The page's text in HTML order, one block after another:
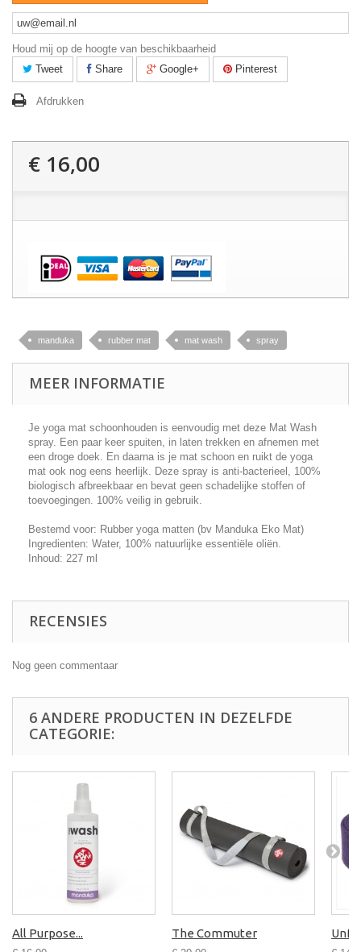
Houd mij op de hoogte van beschikbaarheid
Tweet
Share Google+ Pinterest
Afdrukken
€ 16,00
manduka rubber mat mat wash spray
MEER INFORMATIE
Je yoga mat schoonhouden is eenvoudig met deze Mat Wash
spray. Een paar keer spuiten, in laten trekken en afnemen met
een droge doek. En daarna is je mat schoon en ruikt de yoga
mat ook nog eens heerlijk. Deze spray is anti-bacterieel, 100%
biologisch afbreekbaar en bevat geen schadelijke stoffen of
toevoegingen. 100% veilig in gebruik.
Bestemd voor: Rubber yoga matten (bv Manduka Eko Mat)
Ingredienten: Water, 100% natuurlijke essentiële oliën.
Inhoud: 227 ml
RECENSIES
Nog geen commentaar
6 ANDERE PRODUCTEN IN DEZELFDE
CATEGORIE:
All Purpose... The Commuter